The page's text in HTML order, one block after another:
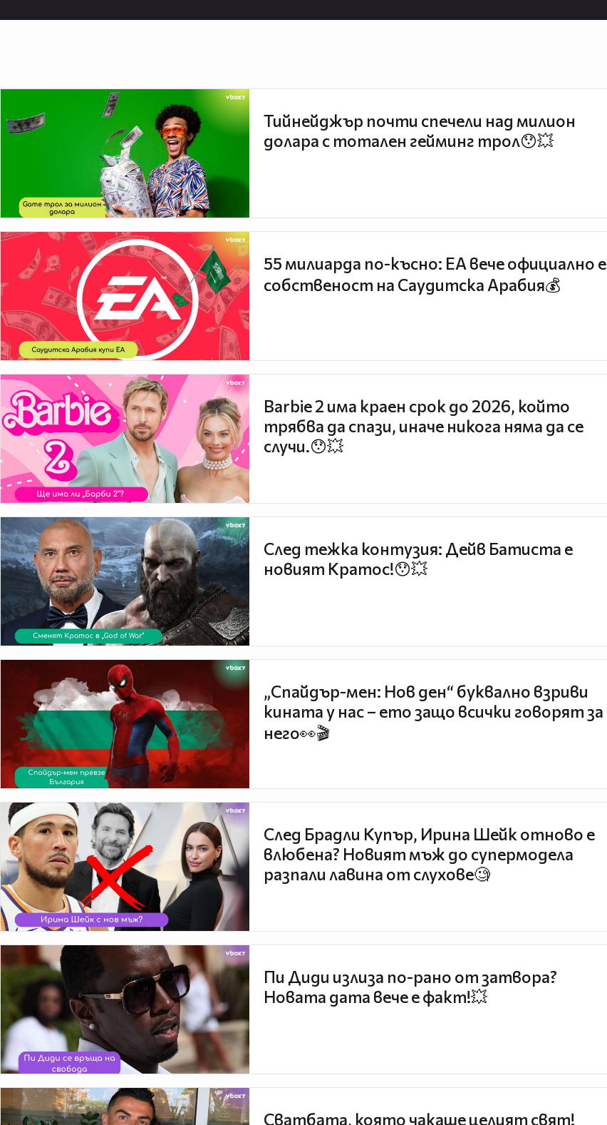
Тийнейджър почти спечели над милион
долара с тотален гейминг трол😯💥
55 милиарда по-късно: EA вече официално е
собственост на Саудитска Арабия💰
Barbie 2 има краен срок до 2026, който
трябва да спази, иначе никога няма да се
случи.😯💥
След тежка контузия: Дейв Батиста е
новият Кратос!😯💥
„Спайдър-мен: Нов ден“ буквално взриви
кината у нас – ето защо всички говорят за
него👀🎬
След Брадли Купър, Ирина Шейк отново е
влюбена? Новият мъж до супермодела
разпали лавина от слухове🧐
Пи Диди излиза по-рано от затвора?
Новата дата вече е факт!💥
Сватбата, която чакаше целият свят!